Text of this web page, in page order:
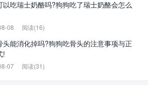
以吃瑞士奶酪吗?狗狗吃了瑞士奶酪会怎么
08 阅读(16)
头能消化掉吗?狗狗吃骨头的注意事项与正
!
07 阅读(31)